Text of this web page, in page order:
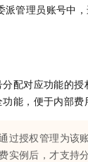
管理员账号中
配对应功能的
能，便于内部费
过授权管理为该
例后，才支持分
秒悟
建站小程
模板小程序
APP 开发